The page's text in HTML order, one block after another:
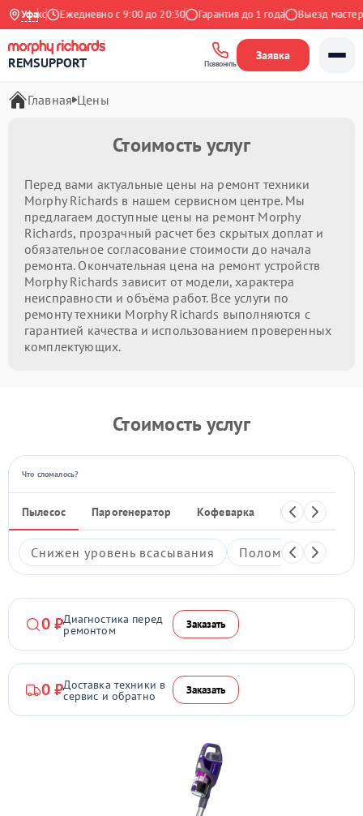
Уфа
Яндекс Ежедневно с 9:00 до 20:30 Гарантия до 1 года Выезд мастера
REMSUPPORT Позвонить
Заявка
Главная Цены
Стоимость услуг
Перед вами актуальные цены на ремонт техники
Morphy Richards в нашем сервисном центре. Мы
предлагаем доступные цены на ремонт Morphy
Richards, прозрачный расчет без скрытых доплат и
обязательное согласование стоимости до начала
ремонта. Окончательная цена на ремонт устройств
Morphy Richards зависит от модели, характера
неисправности и объёма работ. Все услуги по
ремонту техники Morphy Richards выполняются с
гарантией качества и использованием проверенных
комплектующих.
Стоимость услуг
Что сломалось?
Пылесос Парогенератор Кофеварка Кухонный
Снижен уровень всасывания Поломка кнопки
0 ₽Диагностика перед
ремонтом Заказать
0 ₽Доставка техники в
сервис и обратно Заказать